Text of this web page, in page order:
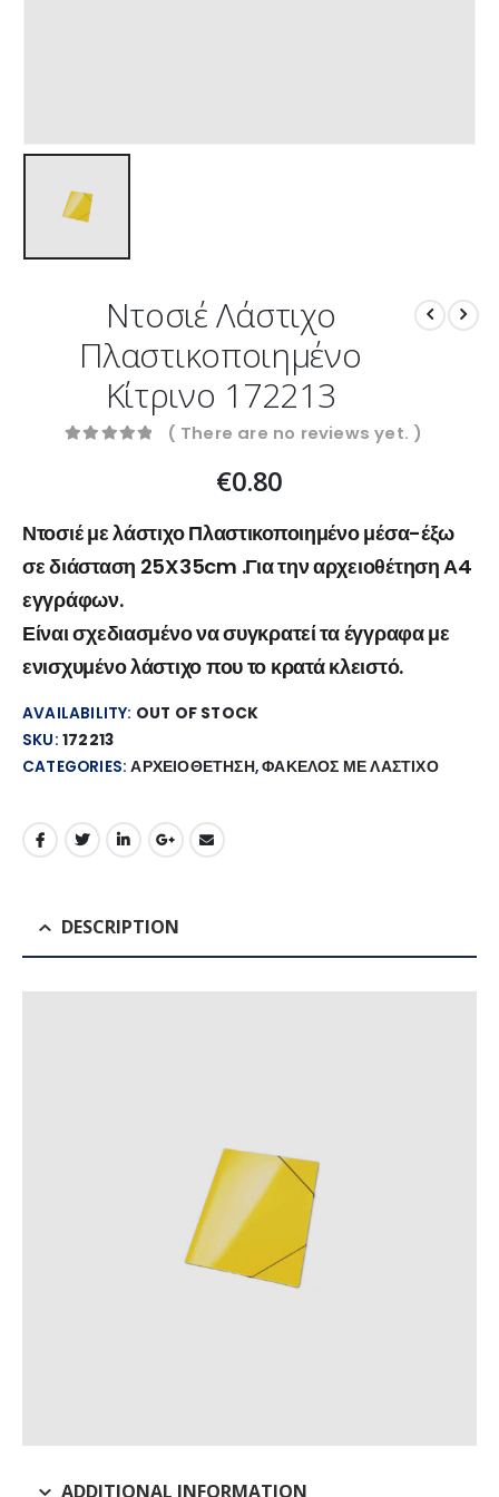
Ντοσιέ Λάστιχο
Πλαστικοποιημένο
Κίτρινο 172213
( There are no reviews yet. )
€0.80
Ντοσιέ με λάστιχο Πλαστικοποιημένο μέσα-έξω
σε διάσταση 25X35cm .Για την αρχειοθέτηση Α4
εγγράφων.
Είναι σχεδιασμένο να συγκρατεί τα έγγραφα με
ενισχυμένο λάστιχο που το κρατά κλειστό.
AVAILABILITY: OUT OF STOCK
SKU: 172213
CATEGORIES:ΑΡΧΕΙΟΘΕΤΗΣΗ,ΦΑΚΕΛΟΣ ΜΕ ΛΑΣΤΙΧΟ
DESCRIPTION
ADDITIONAL INFORMATION